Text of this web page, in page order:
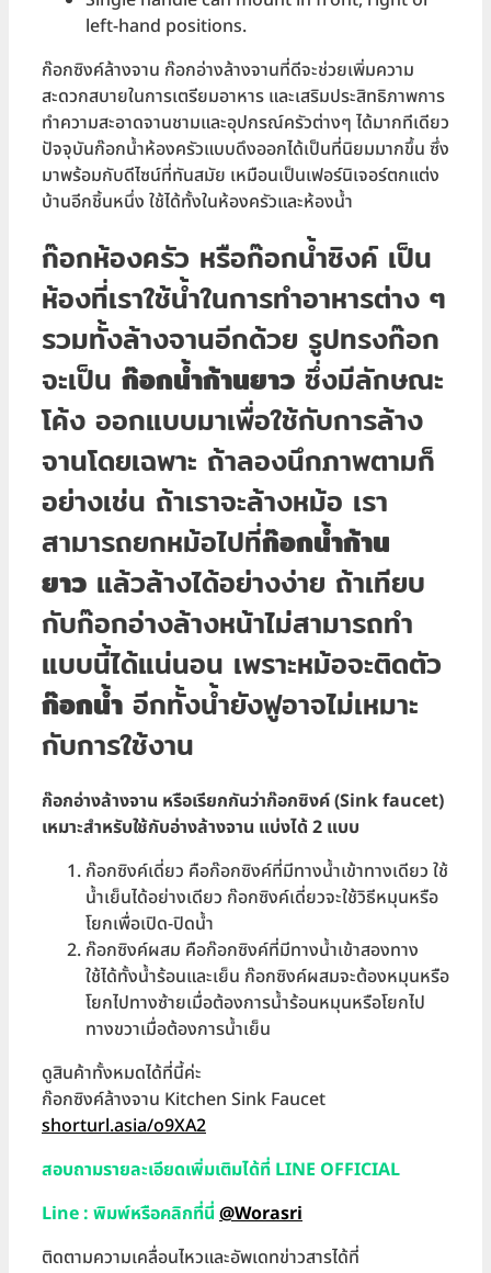
left-hand positions.
ก๊อกซิงค์ล้างจาน ก๊อกอ่างล้างจานที่ดีจะช่วยเพิ่มความ
สะดวกสบายในการเตรียมอาหาร และเสริมประสิทธิภาพการ
ทำความสะอาดจานชามและอุปกรณ์ครัวต่างๆ ได้มากทีเดียว
ปัจจุบันก๊อกน้ำห้องครัวแบบดึงออกได้เป็นที่นิยมมากขึ้น ซึ่ง
มาพร้อมกับดีไซน์ที่ทันสมัย เหมือนเป็นเฟอร์นิเจอร์ตกแต่ง
บ้านอีกชิ้นหนึ่ง ใช้ได้ทั้งในห้องครัวและห้องน้ำ
ก๊อกห้องครัว หรือก๊อกน้ำซิงค์ เป็น
ห้องที่เราใช้น้ำในการทำอาหารต่าง ๆ
รวมทั้งล้างจานอีกด้วย รูปทรงก๊อก
จะเป็น ก๊อกน้ำก้านยาว ซึ่งมีลักษณะ
โค้ง ออกแบบมาเพื่อใช้กับการล้าง
จานโดยเฉพาะ ถ้าลองนึกภาพตามก็
อย่างเช่น ถ้าเราจะล้างหม้อ เรา
สามารถยกหม้อไปที่ก๊อกน้ำก้าน
ยาว แล้วล้างได้อย่างง่าย ถ้าเทียบ
กับก๊อกอ่างล้างหน้าไม่สามารถทำ
แบบนี้ได้แน่นอน เพราะหม้อจะติดตัว
ก๊อกน้ำ อีกทั้งน้ำยังฟูอาจไม่เหมาะ
กับการใช้งาน
ก๊อกอ่างล้างจาน หรือเรียกกันว่าก๊อกซิงค์(Sink faucet)
เหมาะสำหรับใช้กับอ่างล้างจาน แบ่งได้ 2 แบบ
ก๊อกซิงค์เดี่ยว คือก๊อกซิงค์ที่มีทางน้ำเข้าทางเดียว ใช้
น้ำเย็นได้อย่างเดียว ก๊อกซิงค์เดี่ยวจะใช้วิธีหมุนหรือ
โยกเพื่อเปิด-ปิดน้ำ
ก๊อกซิงค์ผสม คือก๊อกซิงค์ที่มีทางน้ำเข้าสองทาง
ใช้ได้ทั้งน้ำร้อนและเย็น ก๊อกซิงค์ผสมจะต้องหมุนหรือ
โยกไปทางซ้ายเมื่อต้องการน้ำร้อนหมุนหรือโยกไป
ทางขวาเมื่อต้องการน้ำเย็น
ดูสินค้าทั้งหมดได้ที่นี้ค่ะ
ก๊อกซิงค์ล้างจาน Kitchen Sink Faucet
shorturl.asia/o9XA2
สอบถามรายละเอียดเพิ่มเติมได้ที่ LINE OFFICIAL
Line : พิมพ์หรือคลิกที่นี่ @Worasri
ติดตามความเคลื่อนไหวและอัพเดทข่าวสารได้ที่